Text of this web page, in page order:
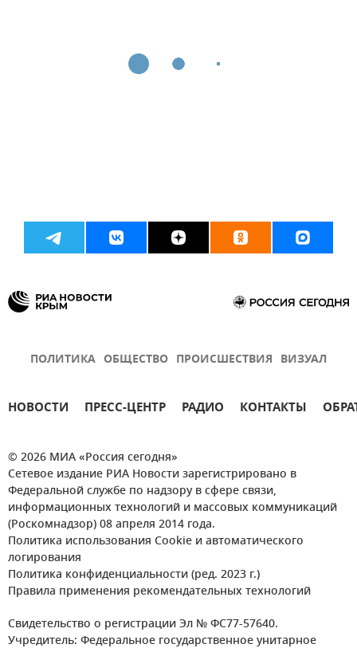
ПОЛИТИКА ОБЩЕСТВО ПРОИСШЕСТВИЯ ВИЗУАЛ
НОВОСТИ ПРЕСС-ЦЕНТР РАДИО КОНТАКТЫ
© 2026 МИА «Россия сегодня»
Сетевое издание РИА Новости зарегистрировано в
Федеральной службе по надзору в сфере связи,
информационных технологий и массовых коммуникаций
(Роскомнадзор) 08 апреля 2014 года.
Политика использования Cookie и автоматического
логирования
Политика конфиденциальности (ред. 2023 г.)
Правила применения рекомендательных технологий
Свидетельство о регистрации Эл № ФС77-57640.
Учредитель: Федеральное государственное унитарное